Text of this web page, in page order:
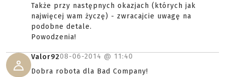
Także przy następnych okazjach (których jak
najwięcej wam życzę) - zwracajcie uwagę na
podobne detale.
Powodzenia!
Valor9208-06-2014 @ 11:40
Dobra robota dla Bad Company!